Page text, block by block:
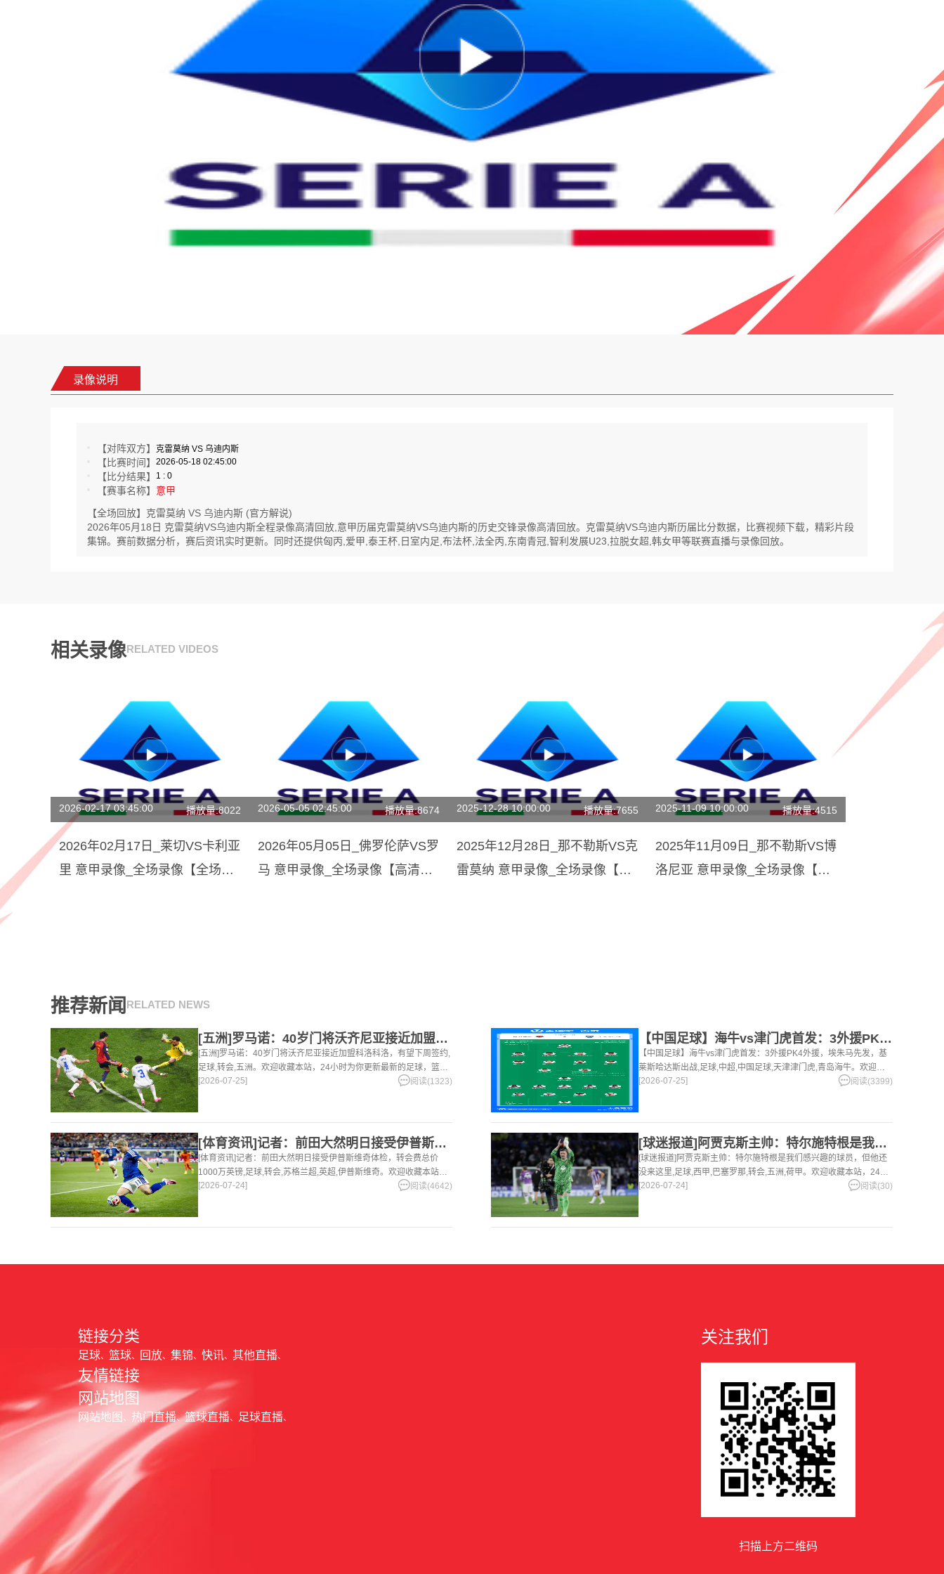
录像说明
【对阵双方】 克雷莫纳 VS 乌迪内斯
【比赛时间】 2026-05-18 02:45:00
【比分结果】 1 : 0
【赛事名称】 意甲
【全场回放】克雷莫纳 VS 乌迪内斯 (官方解说)
2026年05月18日 克雷莫纳VS乌迪内斯全程录像高清回放,意甲历届克雷莫纳VS乌迪内斯的历史交锋录像高清回放。克雷莫纳VS乌迪内斯历届比分数据，比赛视频下载，精彩片段
集锦。赛前数据分析，赛后资讯实时更新。同时还提供匈丙,爱甲,泰王杯,日室内足,布法杯,法全丙,东南青冠,智利发展U23,拉脱女超,韩女甲等联赛直播与录像回放。
相关录像RELATED VIDEOS
2026-02-17 03:45:00 播放量:8022
2026年02月17日_莱切VS卡利亚
里 意甲录像_全场录像【全场回
2026-05-05 02:45:00 播放量:8674
2026年05月05日_佛罗伦萨VS罗
马 意甲录像_全场录像【高清回
2025-12-28 10:00:00 播放量:7655
2025年12月28日_那不勒斯VS克
雷莫纳 意甲录像_全场录像【高
2025-11-09 10:00:00 播放量:4515
2025年11月09日_那不勒斯VS博
洛尼亚 意甲录像_全场录像【高
推荐新闻 RELATED NEWS
[五洲]罗马诺：40岁门将沃齐尼亚接近加盟科洛科洛，有望下周
[五洲]罗马诺：40岁门将沃齐尼亚接近加盟科洛科洛，有望下周签约,
足球,转会,五洲。欢迎收藏本站，24小时为你更新最新的足球，篮球
体育资讯。
[2026-07-25] 阅读(1323)
【中国足球】海牛vs津门虎首发：3外援PK4外援，埃朱马先发
【中国足球】海牛vs津门虎首发：3外援PK4外援，埃朱马先发，基
莱斯哈达斯出战,足球,中超,中国足球,天津津门虎,青岛海牛。欢迎收
藏本站，24小时为你更新最新的足球，篮球体育资讯。
[2026-07-25] 阅读(3399)
[体育资讯]记者：前田大然明日接受伊普斯维奇体检，转会费总价
[体育资讯]记者：前田大然明日接受伊普斯维奇体检，转会费总价
1000万英镑,足球,转会,苏格兰超,英超,伊普斯维奇。欢迎收藏本站，
24小时为你更新最新的足球，篮球体育资讯。
[2026-07-24] 阅读(4642)
[球迷报道]阿贾克斯主帅：特尔施特根是我们感兴趣的球员，但他
[球迷报道]阿贾克斯主帅：特尔施特根是我们感兴趣的球员，但他还
没来这里,足球,西甲,巴塞罗那,转会,五洲,荷甲。欢迎收藏本站，24小
时为你更新最新的足球，篮球体育资讯。
[2026-07-24] 阅读(30)
链接分类
足球 篮球 回放 集锦 快讯 其他直播
友情链接
网站地图
网站地图 热门直播 篮球直播 足球直播
关注我们
扫描上方二维码